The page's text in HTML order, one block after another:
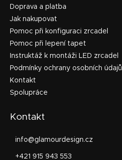
Doprava a platba
Jak nakupovat
Pomoc při konfiguraci zrcadel
Pomoc při lepení tapet
Instruktáž k montáži LED zrcadel
Podmínky ochrany osobních údajů
Kontakt
Spolupráce
Kontakt
info@glamourdesign.cz
+421 915 943 553